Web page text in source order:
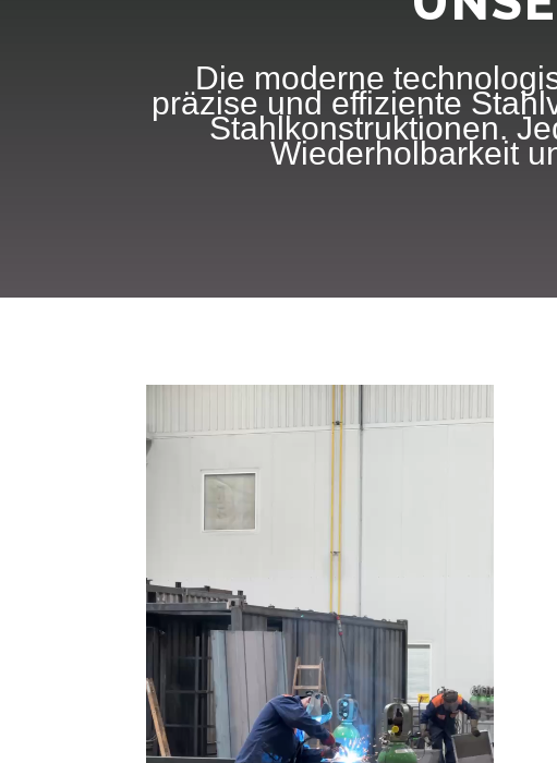
Die moderne
präzise und effiziente
Stahlkonstruktionen.
Wiederholbarkeit